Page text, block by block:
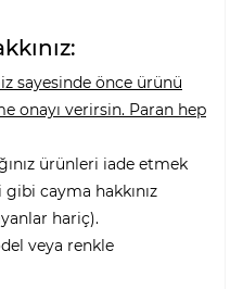
sayesinde önce ürünü
onayı verirsin. Paran hep
ürünleri iade etmek
cayma hakkınız
hariç).
veya renkle